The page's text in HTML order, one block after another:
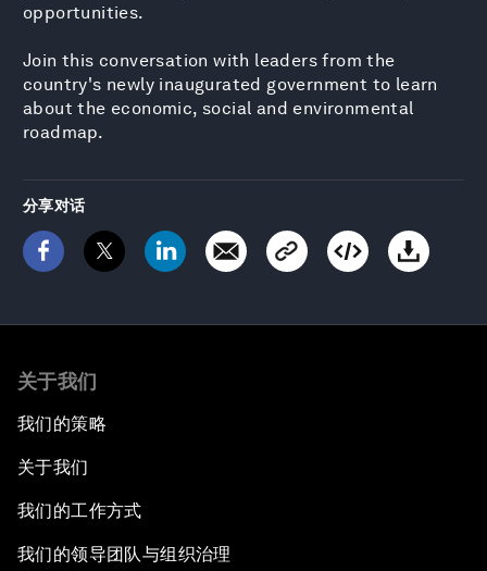
opportunities.
Join this conversation with leaders from the
country's newly inaugurated government to learn
about the economic, social and environmental
roadmap.
分享对话
关于我们
我们的策略
关于我们
我们的工作方式
我们的领导团队与组织治理